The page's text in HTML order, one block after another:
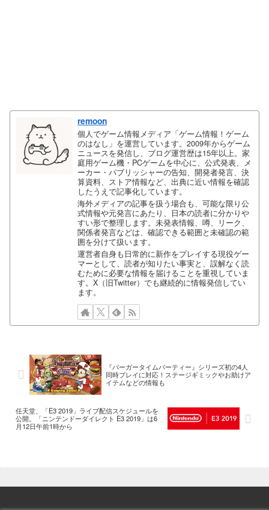
remoon
個人でゲーム情報メディア「ゲーム情報！ゲーム
のはなし」を運営しています。2009年からゲーム
ニュースを発信し、ブログ運営歴は15年以上。家
庭用ゲーム機・PCゲームを中心に、公式発表、メ
ーカー・パブリッシャーの告知、開発者発言、決
算資料、ストア情報など、出典に近い情報を確認
したうえで記事化しています。
海外メディアの記事を扱う場合も、可能な限り公
式情報や元発言にあたり、日本の読者に分かりや
すい形で整理します。未発表情報、噂、リーク、
関係者発言などは、確認できる範囲と未確認の範
囲を分けて扱います。
運営者自身も日常的に新作をプレイする現役ゲー
マーとして、読者が知りたい事実と、誤解なく読
むために必要な情報を届けることを重視していま
す。X（旧Twitter）でも継続的に情報発信してい
ます。
『バーガータイムパーティー』シリーズ初の4人
同時プレイに対応！ステージギミックやお助けア
イテムなどの情報も
任天堂、「E3 2019」ライブ配信スケジュールを
公開。「ニンテンドーダイレクト E3 2019」は6
月12日午前1時から